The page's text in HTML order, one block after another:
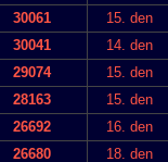
30061 15. den
30041 14. den
29074 15. den
28163 15. den
26692 16. den
26680 18. den